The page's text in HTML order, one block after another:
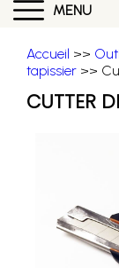
MENU
Accueil >>
tapissier >>
CUTTER